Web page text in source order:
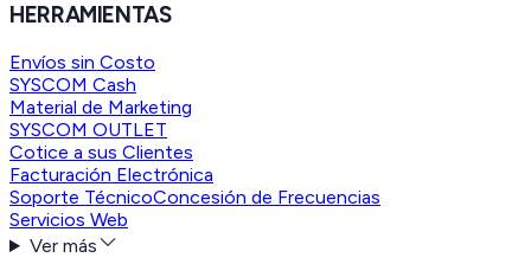
HERRAMIENTAS
Envíos sin Costo
SYSCOM Cash
Material de Marketing
SYSCOM OUTLET
Cotice a sus Clientes
Facturación Electrónica
Soporte TécnicoConcesión de Frecuencias
Servicios Web
Ver más